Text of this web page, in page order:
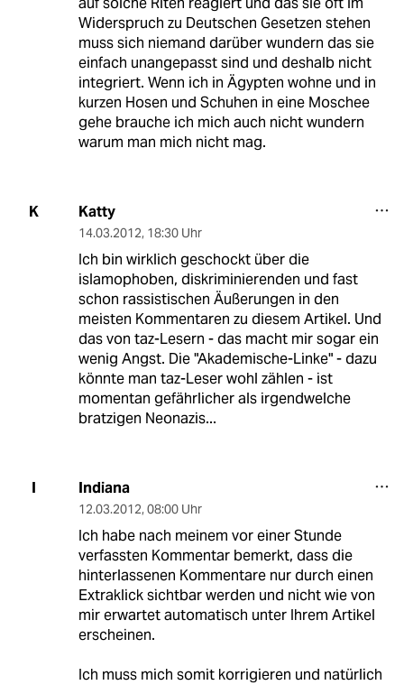
Widerspruch zu Deutschen Gesetzen stehen
muss sich niemand darüber wundern das sie
einfach unangepasst sind und deshalb nicht
integriert. Wenn ich in Ägypten wohne und in
kurzen Hosen und Schuhen in eine Moschee
gehe brauche ich mich auch nicht wundern
warum man mich nicht mag.
K Katty
14.03.2012, 18:30 Uhr
Ich bin wirklich geschockt über die
islamophoben, diskriminierenden und fast
schon rassistischen Äußerungen in den
meisten Kommentaren zu diesem Artikel. Und
das von taz-Lesern - das macht mir sogar ein
wenig Angst. Die "Akademische-Linke" - dazu
könnte man taz-Leser wohl zählen - ist
momentan gefährlicher als irgendwelche
bratzigen Neonazis...
I Indiana
12.03.2012, 08:00 Uhr
Ich habe nach meinem vor einer Stunde
verfassten Kommentar bemerkt, dass die
hinterlassenen Kommentare nur durch einen
Extraklick sichtbar werden und nicht wie von
mir erwartet automatisch unter Ihrem Artikel
erscheinen.
Ich muss mich somit korrigieren und natürlich